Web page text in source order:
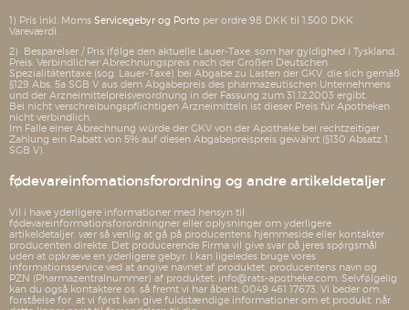
1) Pris inkl. Moms Servicegebyr og Porto per ordre 98 DKK til 1.500 DKK
Vareværdi.
2) Besparelser / Pris ifølge den aktuelle Lauer-Taxe, som har gyldighed i Tyskland.
Preis: Verbindlicher Abrechnungspreis nach der Großen Deutschen
Spezialitätentaxe (sog. Lauer-Taxe) bei Abgabe zu Lasten der GKV, die sich gemäß
§129 Abs. 5a SGB V aus dem Abgabepreis des pharmazeutischen Unternehmens
und der Arzneimittelpreisverordnung in der Fassung zum 31.12.2003 ergibt.
Bei nicht verschreibungspflichtigen Arzneimitteln ist dieser Preis für Apotheken
nicht verbindlich.
Im Falle einer Abrechnung würde der GKV von der Apotheke bei rechtzeitiger
Zahlung ein Rabatt von 5% auf diesen Abgabepreispreis gewährt (§130 Absatz 1
SGB V).
fødevareinfomationsforordning og andre artikeldetaljer
Vil i have yderligere informationer med hensyn til
fødevareinformationsforordningner eller oplysninger om yderligere
artikeldetaljer, vær så venlig at gå på producentens hjemmeside eller kontakter
producenten direkte. Det producerende Firma vil give svar på jeres spørgsmål
uden at opkræve en yderligere gebyr. I kan ligeledes bruge vores
informationsservice ved at angive navnet af produktet, producentens navn og
PZN (Pharmazentralnummer) af produktet: info@rats-apotheke.com. Selvfølgelig
kan du også kontaktere os, så fremt vi har åbent: 0049 461 17673. Vi beder om
forståelse for, at vi først kan give fuldstændige informationer om et produkt, når